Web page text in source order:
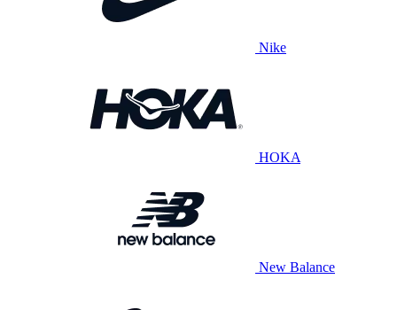
Nike
HOKA
New Balance